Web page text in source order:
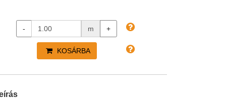
- m +
KOSÁRBA